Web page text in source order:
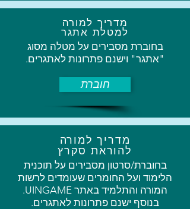
מדריך למורה
למטלת אתגר
בחוברת מסבירים על מטלה מסוג
"אתגר" וישנם פתרונות לאתגרים.
חוברת
מדריך למורה
להוראת סקרץ
בחוברת/סרטון מסבירים על תוכנית
הלימוד ועל החומרים שעומדים לרשות
המורה והתלמיד באתר UINGAME.
בנוסף ישנם פתרונות לאתגרים.